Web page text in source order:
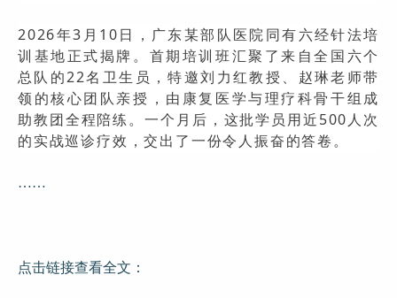
2026年3月10日， 广东某部队医院同有六经针法培
训基地正式揭牌。首期培训班汇聚了来自全国六个
总队的22名卫生员，特邀刘力红教授、赵琳老师带
领的核心团队亲授，由康复医学与理疗科骨干组成
助教团全程陪练。一个月后，这批学员用近500人次
的实战巡诊疗效，交出了一份令人振奋的答卷。
……
点击链接查看全文：